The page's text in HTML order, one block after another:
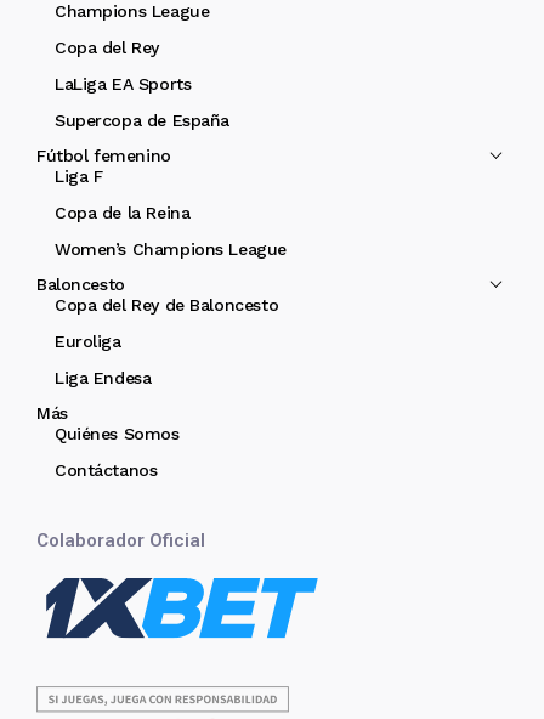
Champions League
Copa del Rey
LaLiga EA Sports
Supercopa de España
Fútbol femenino
Liga F
Copa de la Reina
Women’s Champions League
Baloncesto
Copa del Rey de Baloncesto
Euroliga
Liga Endesa
Más
Quiénes Somos
Contáctanos
Colaborador Oficial